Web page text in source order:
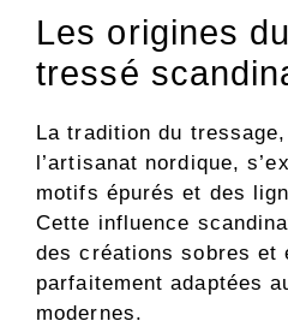
Les origines
tressé
La tradition du
l’artisanat nordique,
motifs épurés et des
Cette influence
des créations sobres et
parfaitement adaptées
modernes.